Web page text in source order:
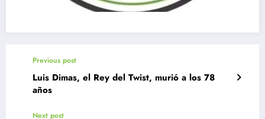
Previous post
Luis Dimas, el Rey del Twist, murió a los 78
años
Next post